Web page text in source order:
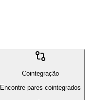
Cointegração
Encontre pares cointegrados